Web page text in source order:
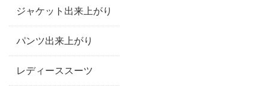
ジャケット出来上がり
パンツ出来上がり
レディーススーツ